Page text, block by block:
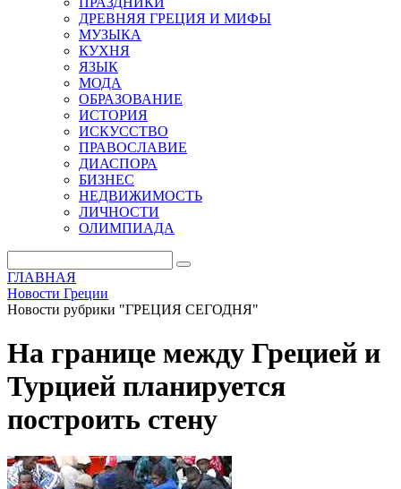
ДРЕВНЯЯ ГРЕЦИЯ И МИФЫ
МУЗЫКА
КУХНЯ
ЯЗЫК
МОДА
ОБРАЗОВАНИЕ
ИСТОРИЯ
ИСКУССТВО
ПРАВОСЛАВИЕ
ДИАСПОРА
БИЗНЕС
НЕДВИЖИМОСТЬ
ЛИЧНОСТИ
ОЛИМПИАДА
ГЛАВНАЯ
Новости Греции
Новости рубрики "ГРЕЦИЯ СЕГОДНЯ"
На границе между Грецией и
Турцией планируется
построить стену